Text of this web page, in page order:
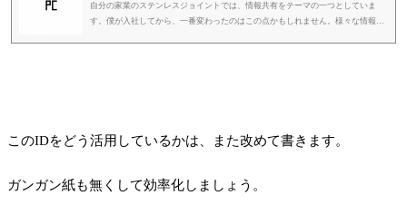
自分の家業のステンレスジョイントでは、情報共有をテーマの一つとしていま
す。僕が入社してから、一番変わったのはこの点かもしれません。様々な情報を
このIDをどう活用しているかは、また改めて書きます。
ガンガン紙も無くして効率化しましょう。